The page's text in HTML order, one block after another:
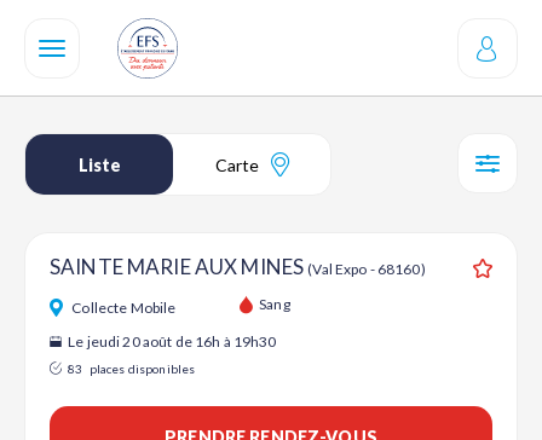
contenu
Liste Carte
SAINTE MARIE AUX MINES(Val Expo - 68160)
Collecte Mobile Sang
Le jeudi 20 août de 16h à 19h30
83 places disponibles